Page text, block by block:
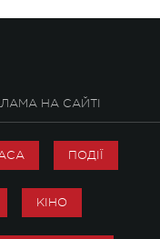
НА САЙТІ
ПОДІЇ
КІНО